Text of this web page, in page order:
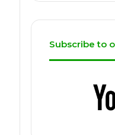
Subscribe to